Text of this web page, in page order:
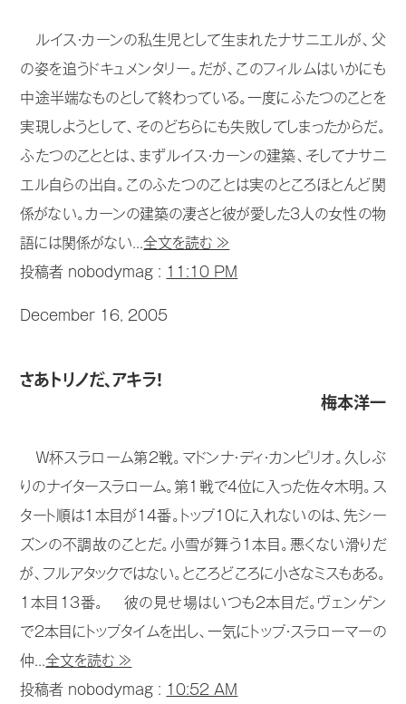
ルイス・カーンの私生児として生まれたナサニエルが、父
の姿を追うドキュメンタリー。だが、このフィルムはいかにも
中途半端なものとして終わっている。一度にふたつのことを
実現しようとして、そのどちらにも失敗してしまったからだ。
ふたつのこととは、まずルイス・カーンの建築、そしてナサニ
エル自らの出自。このふたつのことは実のところほとんど関
係がない。カーンの建築の凄さと彼が愛した3人の女性の物
語には関係がない...全文を読む ≫
投稿者 nobodymag : 11:10 PM
December 16, 2005
さあトリノだ、アキラ！
梅本洋一
Ｗ杯スラローム第2戦。マドンナ・ディ・カンピリオ。久しぶ
りのナイタースラローム。第1戦で4位に入った佐々木明。ス
タート順は1本目が14番。トップ10に入れないのは、先シー
ズンの不調故のことだ。小雪が舞う1本目。悪くない滑りだ
が、フルアタックではない。ところどころに小さなミスもある。
1本目13番。 彼の見せ場はいつも2本目だ。ヴェンゲン
で2本目にトップタイムを出し、一気にトップ・スラローマーの
仲...全文を読む ≫
投稿者 nobodymag : 10:52 AM